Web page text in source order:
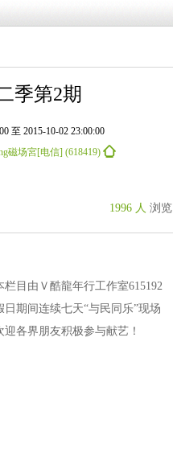
季第2期
至 2015-10-02 23:00:00
磁场宮[电信] (618419)
1996 人 浏览
目由Ｖ酷龍年行工作室615192
期间连续七天“与民同乐”现场
各界朋友积极参与献艺！